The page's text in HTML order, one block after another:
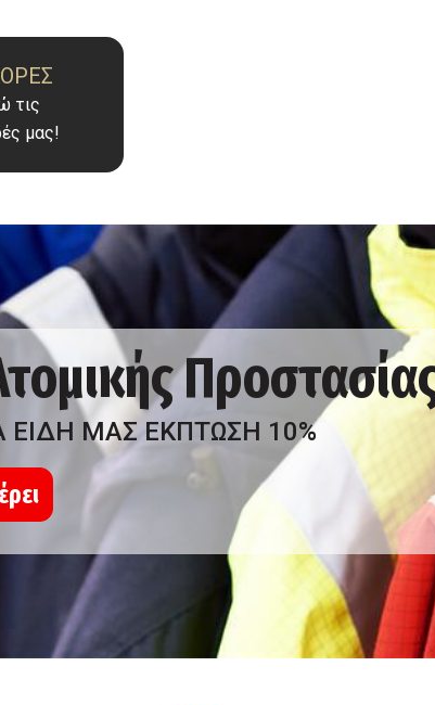
τις
μας!
ΕΙΔΗ ΜΑΣ ΕΚΠΤΩΣΗ 10%